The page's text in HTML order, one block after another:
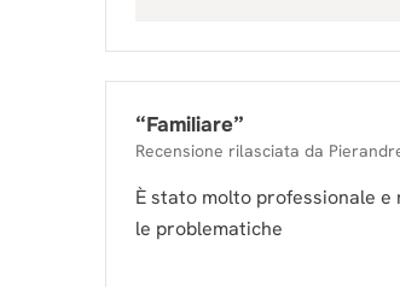
“Familiare”
Recensione rilasciata da
È stato molto professionale
le problematiche